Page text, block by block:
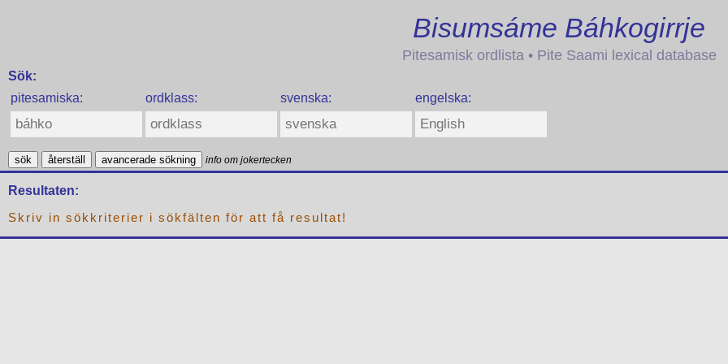
Bisumsáme Báhkogirrje
Pitesamisk ordlista • Pite Saami lexical database
Sök:
pitesamiska:
ordklass: svenska: engelska:
sök återställ avancerade sökning info om jokertecken
Resultaten:
Skriv in sökkriterier i sökfälten för att få resultat!